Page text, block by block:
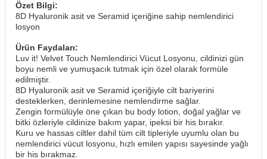
Özet Bilgi:
8D Hyaluronik asit ve Seramid içeriğine sahip nemlendirici
losyon
Ürün Faydaları:
Luv it! Velvet Touch Nemlendirici Vücut Losyonu, cildinizi gün
boyu nemli ve yumuşacık tutmak için özel olarak formüle
edilmiştir.
8D Hyaluronik asit ve Seramid içeriğiyle cilt bariyerini
desteklerken, derinlemesine nemlendirme sağlar.
Zengin formülüyle öne çıkan bu body lotion, doğal yağlar ve
bitki özleriyle cildinize bakım yapar, ipeksi bir his bırakır.
Kuru ve hassas ciltler dahil tüm cilt tipleriyle uyumlu olan bu
nemlendirici vücut losyonu, hızlı emilen yapısı sayesinde yağlı
bir his bırakmaz.